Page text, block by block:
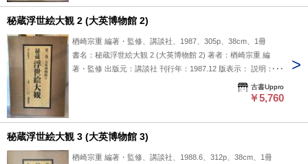
の魅力を伝えようとしているようです。浮世絵の美術的価値や
歴史的背景に興味がある方にとって参考になる内容が含まれて
ては記載がありません。浮世絵に関する研究や収集の手がかり
として利用できるかもしれません。 状態：函
秘蔵浮世絵大観 2 (大英博物館 2)
楢崎宗重 編著・監修、講談社、1987、305p、38cm、1冊
書名：秘蔵浮世絵大観 2 (大英博物館 2) 著者：楢崎宗重 編
著・監修 出版元：講談社 刊行年：1987.12 版表示： 説明：
「秘蔵浮世絵大観 2 (大英博物館 2)」は、楢崎宗重が編著・監
修を務め、1987年12月に講談社から刊行された一冊です。本
り、当時の美術や文化に興味のある方に向けて編集されていま
す。浮世絵の魅力を伝えるため、図版と解説がバランス良く配
古書Uppro
￥5,760
秘蔵浮世絵大観 3 (大英博物館 3)
楢崎宗重 編著・監修、講談社、1988.6、312p、38cm、1冊